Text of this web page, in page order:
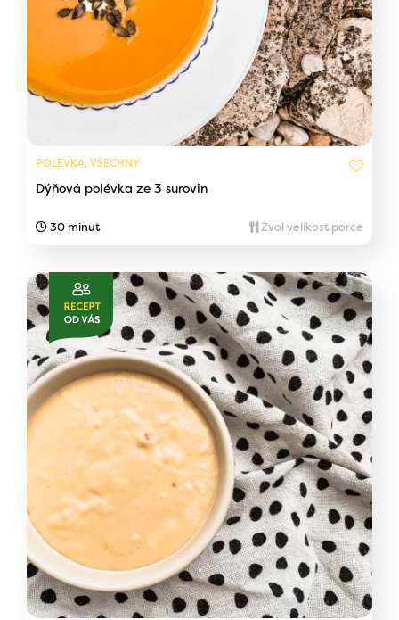
POLÉVKA, VŠECHNY
Dýňová polévka ze 3 surovin
30 minut Zvol velikost porce